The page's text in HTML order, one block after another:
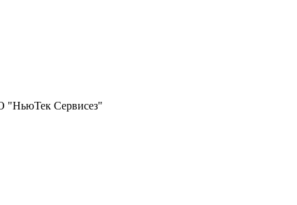
"НьюТек Сервисез"